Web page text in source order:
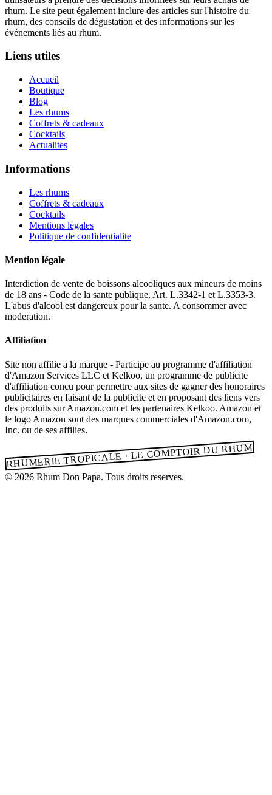
rhum. Le site peut également inclure des articles sur l'histoire du
rhum, des conseils de dégustation et des informations sur les
événements liés au rhum.
Liens utiles
Accueil
Boutique
Blog
Les rhums
Coffrets & cadeaux
Cocktails
Actualites
Informations
Les rhums
Coffrets & cadeaux
Cocktails
Mentions legales
Politique de confidentialite
Mention légale
Interdiction de vente de boissons alcooliques aux mineurs de moins
de 18 ans - Code de la sante publique, Art. L.3342-1 et L.3353-3.
L'abus d'alcool est dangereux pour la sante. A consommer avec
moderation.
Affiliation
Site non affilie a la marque - Participe au programme d'affiliation
d'Amazon Services LLC et Kelkoo, un programme de publicite
d'affiliation concu pour permettre aux sites de gagner des honoraires
publicitaires en faisant de la publicite et en proposant des liens vers
des produits sur Amazon.com et les partenaires Kelkoo. Amazon et
le logo Amazon sont des marques commerciales d'Amazon.com,
Inc. ou de ses affilies.
RHUMERIE TROPICALE · LE COMPTOIR DU RHUM
© 2026 Rhum Don Papa. Tous droits reserves.